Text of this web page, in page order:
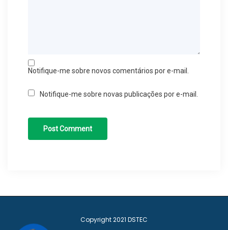
Notifique-me sobre novos comentários por e-mail.
Notifique-me sobre novas publicações por e-mail.
Copyright 2021 DSTEC